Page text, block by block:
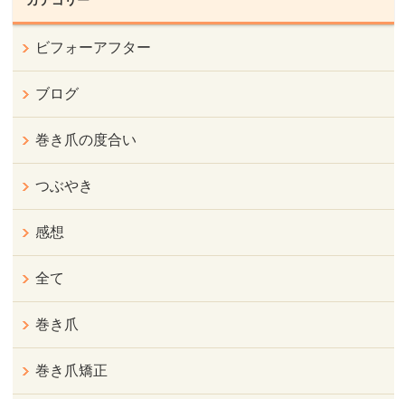
ビフォーアフター
ブログ
巻き爪の度合い
つぶやき
感想
全て
巻き爪
巻き爪矯正